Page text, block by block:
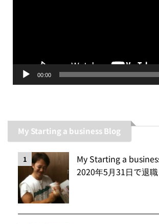
00:00
My Starting a business Blog
1
My Starting a
2020年5月31日で退職